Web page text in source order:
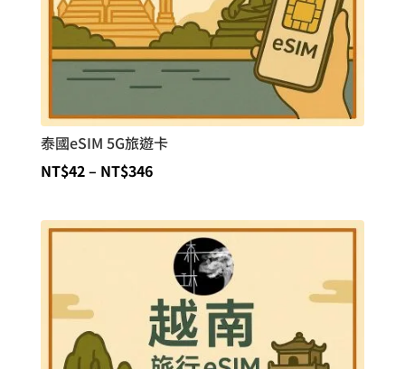
泰國eSIM 5G旅遊卡
NT$42– NT$346價
範
圍：
NT$42
NT$346